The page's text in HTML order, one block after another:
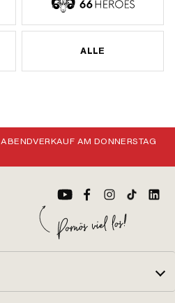
ALLE
ABENDVERKAUF AM DONNERSTAG